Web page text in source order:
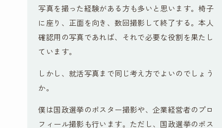
写真を撮った経験がある方も多いと思います。椅子
に座り、正面を向き、数回撮影して終了する。本人
確認用の写真であれば、それで必要な役割を果たし
ています。
しかし、就活写真まで同じ考え方でよいのでしょう
か。
僕は国政選挙のポスター撮影や、企業経営者のプロ
フィール撮影も行います。ただし、国政選挙のポス